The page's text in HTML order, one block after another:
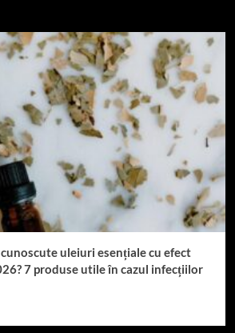
uleiuri esențiale cu efect
7 produse utile în cazul infecțiilor